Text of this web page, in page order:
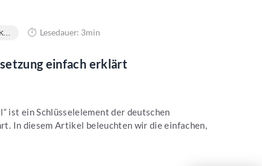
Lesedauer: 3min
einfach erklärt
ist ein Schlüsselelement der deutschen
In diesem Artikel beleuchten wir die einfachen,